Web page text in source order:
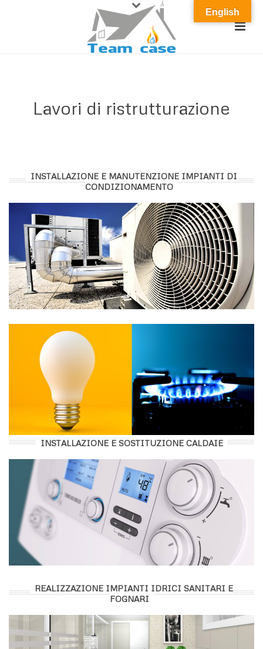
Lavori di ristrutturazione
INSTALLAZIONE E MANUTENZIONE IMPIANTI DI
CONDIZIONAMENTO
INSTALLAZIONE E SOSTITUZIONE CALDAIE
REALIZZAZIONE IMPIANTI IDRICI SANITARI E
FOGNARI
English